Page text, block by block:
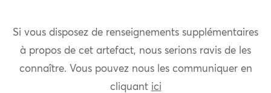
Si vous disposez de renseignements supplémentaires
à propos de cet artefact, nous serions ravis de les
connaître. Vous pouvez nous les communiquer en
cliquant ici